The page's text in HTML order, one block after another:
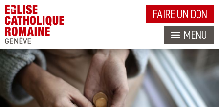
FAIRE UN DON
MENU